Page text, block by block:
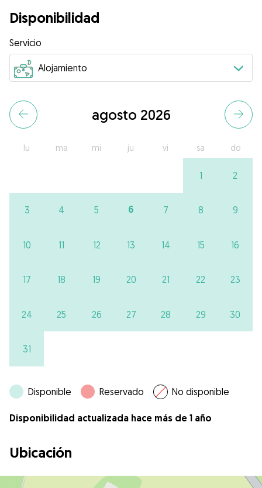
Disponibilidad
Servicio
agosto 2026
lu ma mi ju vi sa do
1 2
3 4 5 6 7 8 9
10 11 12 13 14 15 16
17 18 19 20 21 22 23
24 25 26 27 28 29 30
31
Disponible Reservado No disponible
Disponibilidad actualizada hace más de 1 año
Ubicación